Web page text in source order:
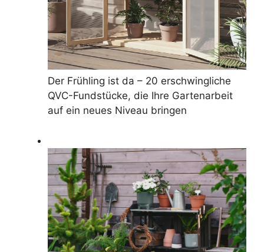
Der Frühling ist da – 20 erschwingliche
QVC-Fundstücke, die Ihre Gartenarbeit
auf ein neues Niveau bringen